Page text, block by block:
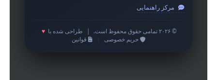
مرکز راهنمایی
© ۲۰۲۶ تمامی حقوق محفوظ است. طراحی شده با ♥
حریم خصوصی
قوانین